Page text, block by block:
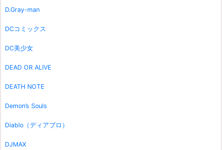
D.Gray-man
DCコミックス
DC美少女
DEAD OR ALIVE
DEATH NOTE
Demon’s Souls
Diablo（ディアブロ）
DJMAX